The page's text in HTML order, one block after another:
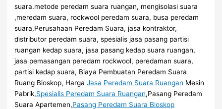
suara.metode peredam suara ruangan, mengisolasi suara
,meredam suara, rockwool peredam suara, busa peredam
suara,Perusahaan Peredam Suara, jasa kontraktor,
distributor peredam suara, spesialis jasa pasang partisi
ruangan kedap suara, jasa pasang kedap suara ruangan,
jasa pemasangan peredam rockwool, peredaman suara,
partisi kedap suara, Biaya Pembuatan Peredam Suara
Ruang Bioskop, HargaJasa Peredam Suara Ruangan Mesin
Pabrik,Spesialis Peredam Suara Ruangan,Pasang Peredam
Suara Apartemen,Pasang Peredam Suara Bioskop